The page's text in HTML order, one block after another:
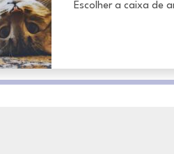
Escolher a caixa de